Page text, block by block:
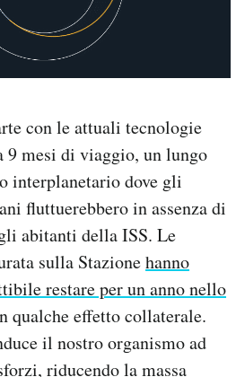
con le attuali tecnologie
9 mesi di viaggio, un lungo
interplanetario dove gli
fluttuerebbero in assenza di
abitanti della ISS. Le
sulla Stazionehanno
restare per un anno nello
qualche effetto collaterale.
il nostro organismo ad
riducendo la massa